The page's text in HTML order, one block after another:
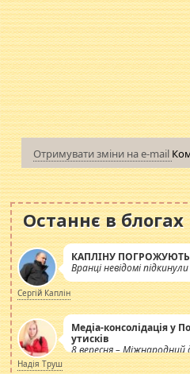
Отримувати зміни на e-mail
Останнє в блогах
КАПЛІНУ
Вранці невідомі
Сергій Каплін
Медіа-консолідація у
утисків
8 вересня – Міжнародний
журналістів.
Надія Труш